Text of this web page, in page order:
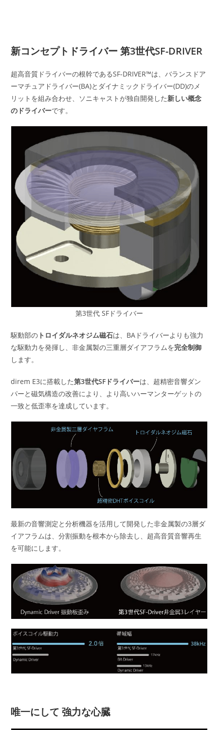
新コンセプトドライバー 第3世代SF-DRIVER
超高音質ドライバーの根幹であるSF-DRIVER™は、バランスドア
ーマチュアドライバー(BA)とダイナミックドライバー(DD)のメ
リットを組み合わせ、ソニキャストが独自開発した新しい概念
のドライバーです。
第3世代 SFドライバー
駆動部の トロイダルネオジム磁石は、BAドライバーよりも強力
な駆動力を発揮し、非金属製の三重層ダイアフラムを完全制御
します。
direm E3に搭載した第3世代SFドライバーは、超精密音響ダン
パーと磁気構造の改善により、より高いハーマンターゲットの
一致と低歪率を達成しています。
最新の音響測定と分析機器を活用して開発した非金属製の3層ダ
イアフラムは、分割振動を根本から除去し、超高音質音響再生
を可能にします。
唯一にして 強力な心臓